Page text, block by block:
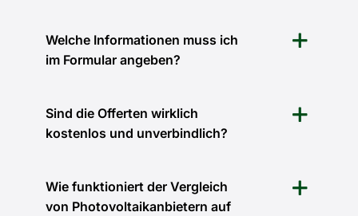
Welche Informationen muss ich
im Formular angeben?
Sind die Offerten wirklich
kostenlos und unverbindlich?
Wie funktioniert der Vergleich
von Photovoltaikanbietern auf